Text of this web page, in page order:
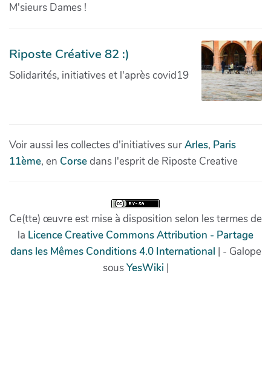
M'sieurs Dames !
Riposte Créative 82 :)
Solidarités, initiatives et l'après covid19
Voir aussi les collectes d'initiatives surArles, Paris
11ème, en Corsedans l'esprit de Riposte Creative
Ce(tte) œuvre est mise à disposition selon les termes de
la Licence Creative Commons Attribution - Partage
dans les Mêmes Conditions 4.0 International | - Galope
sousYesWiki |